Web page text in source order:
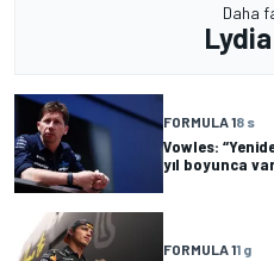
Daha
FORMULA 18 s
Vowles:
yıl boyunca
FORMULA 11 g